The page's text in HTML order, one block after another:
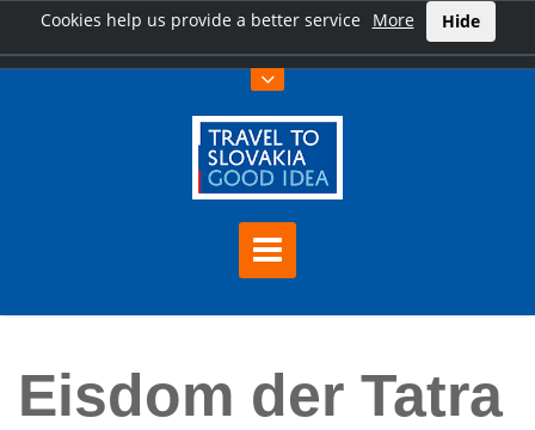
Cookies help us provide a better service More Hide
Eisdom der Tatra
Eisdom der Tatra